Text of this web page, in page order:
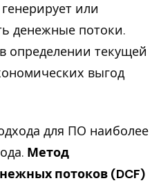
или
денежные потоки.
определении текущей
выгод
для ПО наиболее
Метод
потоков (DCF)